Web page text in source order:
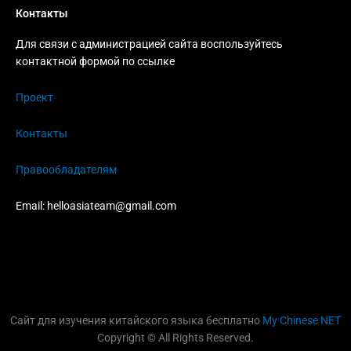
Контакты
Для связи с администрацией сайта воспользуйтесь
контактной формой по ссылке
Проект
Контакты
Правообладателям
Email: helloasiateam@gmail.com
Сайт для изучения китайского языка бесплатно My Chinese NET
Copyright © All Rights Reserved.